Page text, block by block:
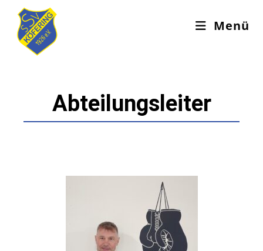
Menü
Abteilungsleiter